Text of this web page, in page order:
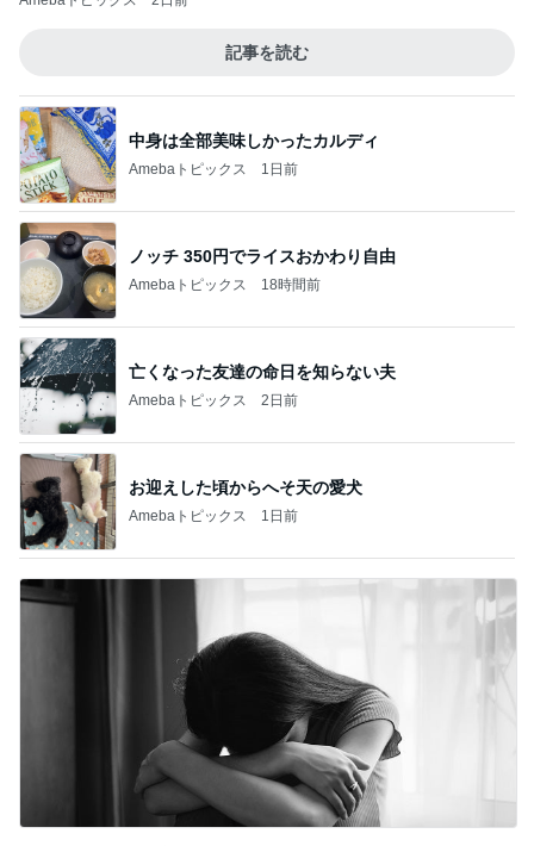
記事を読む
中身は全部美味しかったカルディ
Amebaトピックス 1日前
ノッチ 350円でライスおかわり自由
Amebaトピックス 18時間前
亡くなった友達の命日を知らない夫
Amebaトピックス 2日前
お迎えした頃からへそ天の愛犬
Amebaトピックス 1日前